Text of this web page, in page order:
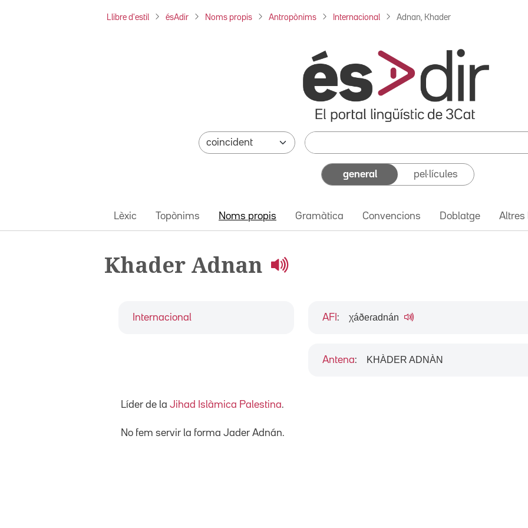
Llibre d'estil ésAdir Noms propis Antropònims Internacional Adnan, Khader
general pel·lícules
Lèxic Topònims Noms propis Gramàtica Convencions Doblatge Altres
Khader Adnan
Internacional AFI : χáðeɾadnán
Antena: KHÀDER ADNÀN
Líder de la Jihad Islàmica Palestina.
No fem servir la forma Jader Adnán.